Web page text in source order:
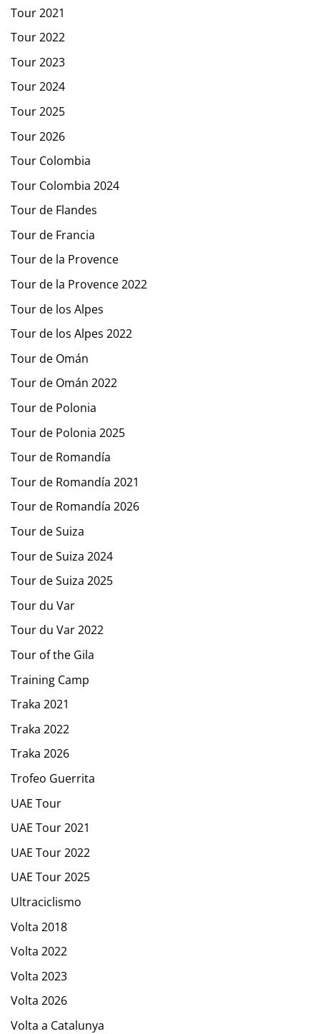
Tour 2021
Tour 2022
Tour 2023
Tour 2024
Tour 2025
Tour 2026
Tour Colombia
Tour Colombia 2024
Tour de Flandes
Tour de Francia
Tour de la Provence
Tour de la Provence 2022
Tour de los Alpes
Tour de los Alpes 2022
Tour de Omán
Tour de Omán 2022
Tour de Polonia
Tour de Polonia 2025
Tour de Romandía
Tour de Romandía 2021
Tour de Romandía 2026
Tour de Suiza
Tour de Suiza 2024
Tour de Suiza 2025
Tour du Var
Tour du Var 2022
Tour of the Gila
Training Camp
Traka 2021
Traka 2022
Traka 2026
Trofeo Guerrita
UAE Tour
UAE Tour 2021
UAE Tour 2022
UAE Tour 2025
Ultraciclismo
Volta 2018
Volta 2022
Volta 2023
Volta 2026
Volta a Catalunya